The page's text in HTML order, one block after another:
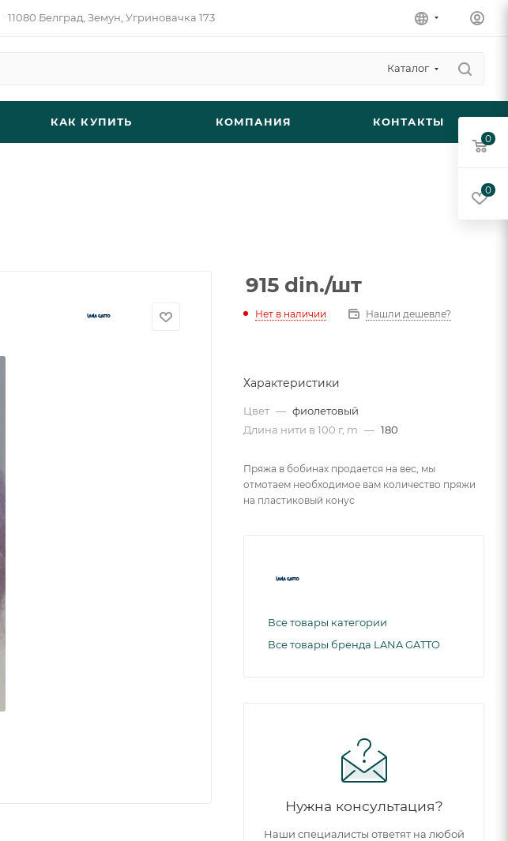
11080 Белград, Земун, Угриновачка 173
Каталог
КАК КУПИТЬ КОМПАНИЯ КОНТАКТЫ
915 din./шт
Нет в наличии Нашли дешевле?
Характеристики
Цвет — фиолетовый
Длина нити в 100 г, m — 180
Пряжа в бобинах продается на вес, мы
отмотаем необходимое вам количество пряжи
на пластиковый конус
Все товары категории
Все товары бренда LANA GATTO
Нужна консультация?
Наши специалисты ответят на любой
0
0